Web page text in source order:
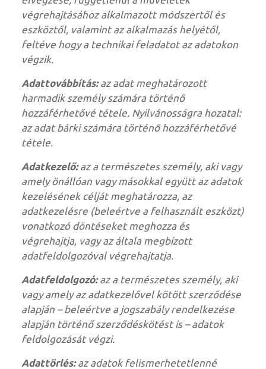
végrehajtásához alkalmazott módszertől és
eszköztől, valamint az alkalmazás helyétől,
feltéve hogy a technikai feladatot az adatokon
végzik.
Adattovábbítás:az adat meghatározott
harmadik személy számára történő
hozzáférhetővé tétele. Nyilvánosságra hozatal:
az adat bárki számára történő hozzáférhetővé
tétele.
Adatkezelő:az a természetes személy, aki vagy
amely önállóan vagy másokkal együtt az adatok
kezelésének célját meghatározza, az
adatkezelésre (beleértve a felhasznált eszközt)
vonatkozó döntéseket meghozza és
végrehajtja, vagy az általa megbízott
adatfeldolgozóval végrehajtatja.
Adatfeldolgozó:az a természetes személy, aki
vagy amely az adatkezelővel kötött szerződése
alapján – beleértve a jogszabály rendelkezése
alapján történő szerződéskötést is – adatok
feldolgozását végzi.
Adattörlés:az adatok felismerhetetlenné